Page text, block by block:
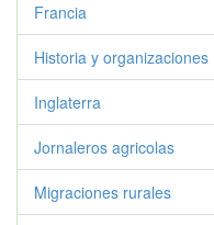
Francia
Historia y organizaciones
Inglaterra
Jornaleros agricolas
Migraciones rurales